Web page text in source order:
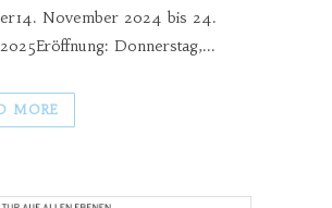
November 2024 bis 24.
Donnerstag,...
MORE